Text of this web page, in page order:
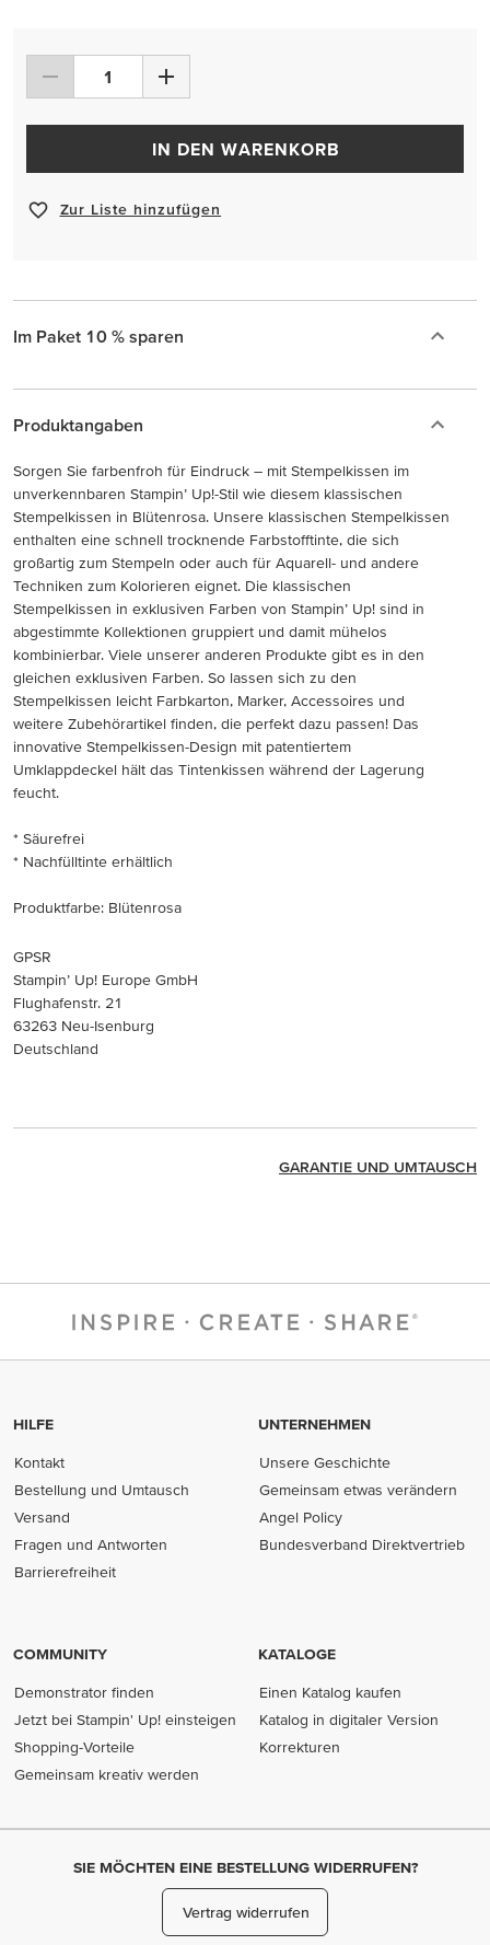
IN DEN WARENKORB
Zur Liste hinzufügen
Im Paket 10 % sparen
Produktangaben
Sorgen Sie farbenfroh für Eindruck – mit Stempelkissen im
unverkennbaren Stampin’ Up!-Stil wie diesem klassischen
Stempelkissen in Blütenrosa. Unsere klassischen Stempelkissen
enthalten eine schnell trocknende Farbstofftinte, die sich
großartig zum Stempeln oder auch für Aquarell- und andere
Techniken zum Kolorieren eignet. Die klassischen
Stempelkissen in exklusiven Farben von Stampin’ Up! sind in
abgestimmte Kollektionen gruppiert und damit mühelos
kombinierbar. Viele unserer anderen Produkte gibt es in den
gleichen exklusiven Farben. So lassen sich zu den
Stempelkissen leicht Farbkarton, Marker, Accessoires und
weitere Zubehörartikel finden, die perfekt dazu passen! Das
innovative Stempelkissen-Design mit patentiertem
Umklappdeckel hält das Tintenkissen während der Lagerung
feucht.
* Säurefrei
* Nachfülltinte erhältlich
Produktfarbe: Blütenrosa
GPSR
Stampin’ Up! Europe GmbH
Flughafenstr. 21
63263 Neu-Isenburg
Deutschland
GARANTIE UND UMTAUSCH
HILFE
Kontakt
Bestellung und Umtausch
Versand
Fragen und Antworten
Barrierefreiheit
UNTERNEHMEN
Unsere Geschichte
Gemeinsam etwas verändern
Angel Policy
Bundesverband Direktvertrieb
COMMUNITY
Demonstrator finden
Jetzt bei Stampin' Up! einsteigen
Shopping-Vorteile
Gemeinsam kreativ werden
KATALOGE
Einen Katalog kaufen
Katalog in digitaler Version
Korrekturen
SIE MÖCHTEN EINE BESTELLUNG WIDERRUFEN?
Vertrag widerrufen